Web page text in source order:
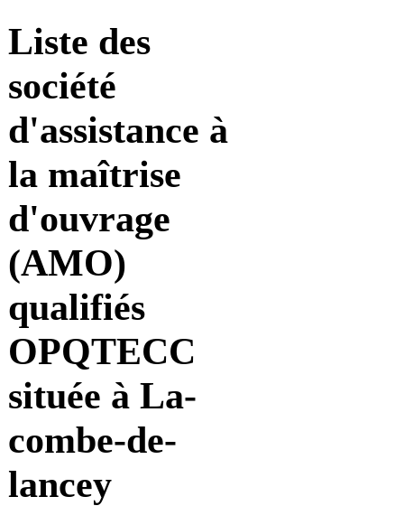
Liste des
société
d'assistance à
la maîtrise
d'ouvrage
(AMO)
qualifiés
OPQTECC
située à La-
combe-de-
lancey